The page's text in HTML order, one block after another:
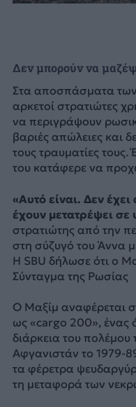
Δεν μπορούν να
Στα αποσπάσματα
αρκετοί στρατιώτες
να περιγράψουν
βαριές απώλειες και
τους τραυματίες
του κατάφερε να
«Αυτό είναι. Δεν
έχουν μετατρέψει σε
στρατιώτης από την
στη σύζυγό του Άννα
Η SBU δήλωσε ότι ο
Σύνταγμα της Ρωσίας
Ο Μαξίμ αναφέρεται
ως «cargo 200», ένας
διάρκεια του πολέμου
Αφγανιστάν το 1979-
τα φέρετρα
τη μεταφορά των